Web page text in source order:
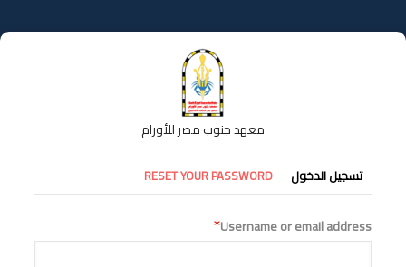
إلى
المحتوى
معهد جنوب مصر للأورام
التبويبات
الأساسية
تسجيل الدخول RESET YOUR PASSWORD
Username or email address